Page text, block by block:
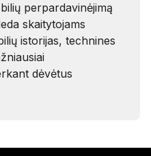
perpardavinėjimą
skaitytojams
istorijas, technines
dėvėtus